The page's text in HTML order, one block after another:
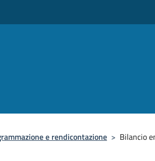
e rendicontazione > Bilancio